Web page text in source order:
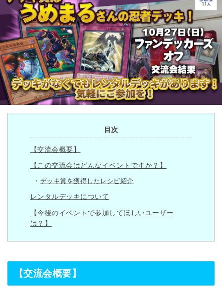
目次
【交流会概要】
【この交流会はどんなイベントですか？】
デッキ賞を獲得したレシピ紹介
レンタルデッキについて
【今後のイベントで参加してほしいユーザー
は？】
【交流会概要】